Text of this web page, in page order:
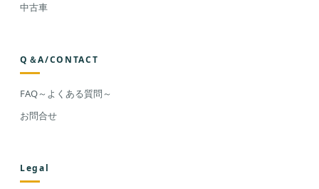
中古車
Q＆A/CONTACT
FAQ～よくある質問～
お問合せ
Legal